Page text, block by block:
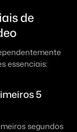
de
essenciais:
5
segundos